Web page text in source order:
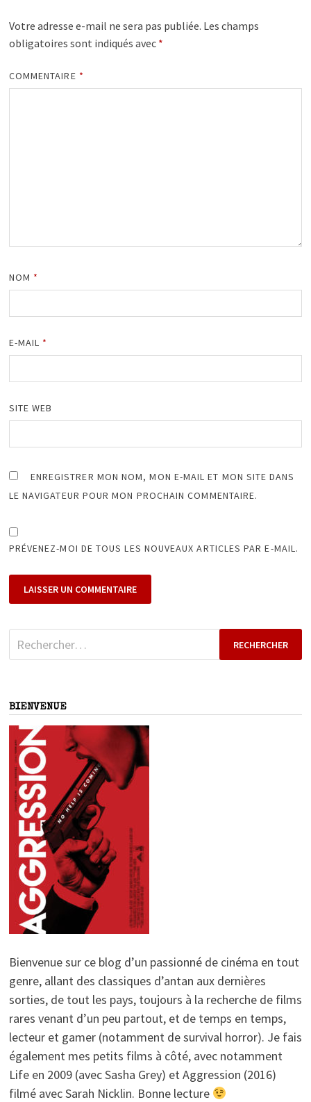
Votre adresse e-mail ne sera pas publiée. Les champs
obligatoires sont indiqués avec *
COMMENTAIRE *
NOM *
E-MAIL *
SITE WEB
ENREGISTRER MON NOM, MON E-MAIL ET MON SITE DANS
LE NAVIGATEUR POUR MON PROCHAIN COMMENTAIRE.
PRÉVENEZ-MOI DE TOUS LES NOUVEAUX ARTICLES PAR E-MAIL.
Rechercher :
BIENVENUE
Bienvenue sur ce blog d’un passionné de cinéma en tout
genre, allant des classiques d’antan aux dernières
sorties, de tout les pays, toujours à la recherche de films
rares venant d’un peu partout, et de temps en temps,
lecteur et gamer (notamment de survival horror). Je fais
également mes petits films à côté, avec notamment
Life en 2009 (avec Sasha Grey) et Aggression (2016)
filmé avec Sarah Nicklin. Bonne lecture